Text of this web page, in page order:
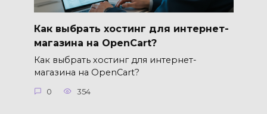
Как выбрать хостинг для интернет-
магазина на OpenCart?
Как выбрать хостинг для интернет-
магазина на OpenCart?
0 354